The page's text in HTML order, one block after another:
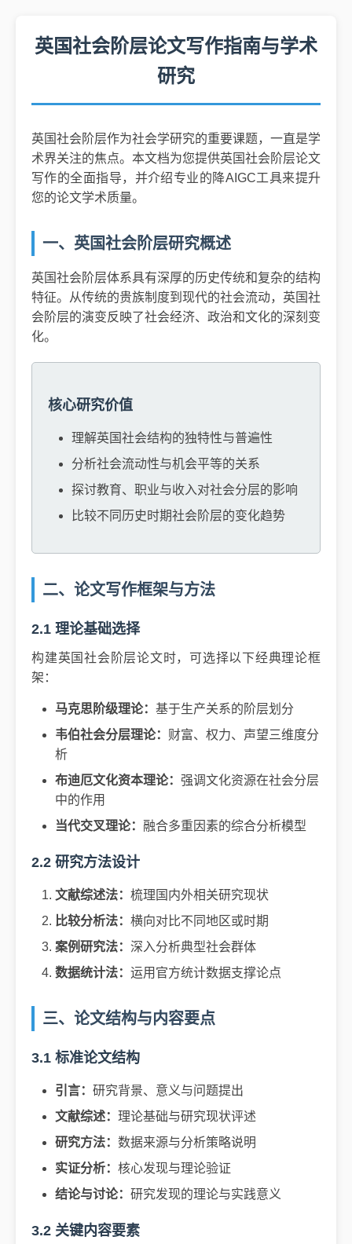
英国社会阶层论文写作指南与学术
研究
英国社会阶层作为社会学研究的重要课题，一直是学
术界关注的焦点。本文档为您提供英国社会阶层论文
写作的全面指导，并介绍专业的降AIGC工具来提升
您的论文学术质量。
一、英国社会阶层研究概述
英国社会阶层体系具有深厚的历史传统和复杂的结构
特征。从传统的贵族制度到现代的社会流动，英国社
会阶层的演变反映了社会经济、政治和文化的深刻变
化。
核心研究价值
理解英国社会结构的独特性与普遍性
分析社会流动性与机会平等的关系
探讨教育、职业与收入对社会分层的影响
比较不同历史时期社会阶层的变化趋势
二、论文写作框架与方法
2.1 理论基础选择
构建英国社会阶层论文时，可选择以下经典理论框
架：
马克思阶级理论： 基于生产关系的阶层划分
韦伯社会分层理论： 财富、权力、声望三维度分
析
布迪厄文化资本理论： 强调文化资源在社会分层
中的作用
当代交叉理论： 融合多重因素的综合分析模型
2.2 研究方法设计
文献综述法： 梳理国内外相关研究现状
比较分析法： 横向对比不同地区或时期
案例研究法： 深入分析典型社会群体
数据统计法： 运用官方统计数据支撑论点
三、论文结构与内容要点
3.1 标准论文结构
引言： 研究背景、意义与问题提出
文献综述： 理论基础与研究现状评述
研究方法： 数据来源与分析策略说明
实证分析： 核心发现与理论验证
结论与讨论： 研究发现的理论与实践意义
3.2 关键内容要素